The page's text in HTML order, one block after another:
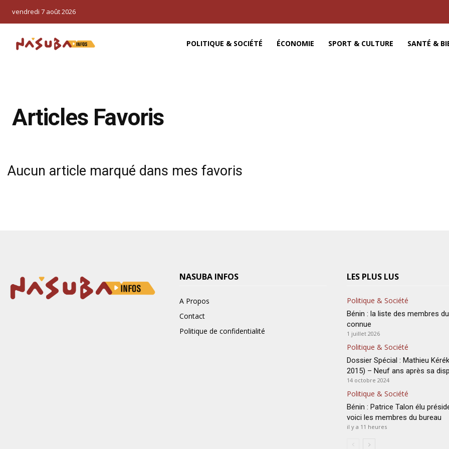
vendredi 7 août 2026
POLITIQUE & SOCIÉTÉ ÉCONOMIE SPORT & CULTURE SANTÉ &
Articles Favoris
Aucun article marqué dans mes favoris
NASUBA INFOS
A Propos
Contact
Politique de confidentialité
LES PLUS LUS
Politique & Société
Bénin : la liste des membres
connue
1 juillet 2026
Politique & Société
Dossier Spécial : Mathieu
2015) – Neuf ans après sa
14 octobre 2024
Politique & Société
Bénin : Patrice Talon élu
voici les membres du bureau
il y a 11 heures